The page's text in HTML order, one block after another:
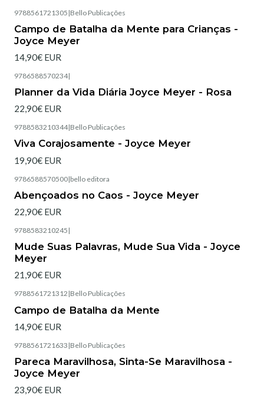
9788561721305 |Bello Publicações
Campo de Batalha da Mente para Crianças -
Joyce Meyer
14,90€ EUR
9786588570234|
Planner da Vida Diária Joyce Meyer - Rosa
22,90€ EUR
9788583210344|Bello Publicações
Viva Corajosamente - Joyce Meyer
19,90€ EUR
9786588570500|bello editora
Abençoados no Caos - Joyce Meyer
22,90€ EUR
9788583210245 |
Mude Suas Palavras, Mude Sua Vida - Joyce
Meyer
21,90€ EUR
9788561721312 |Bello Publicações
Campo de Batalha da Mente
14,90€ EUR
9788561721633 |Bello Publicações
Pareca Maravilhosa, Sinta-Se Maravilhosa -
Joyce Meyer
23,90€ EUR